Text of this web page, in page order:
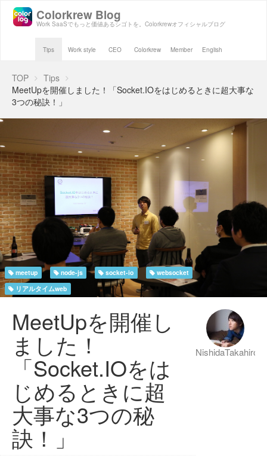
Work SaaSでもっと価値あるシゴトを。Colorkrewオフィシャルブログ
Colorkrew Blog
Tips Work style CEO Colorkrew Member English
TOP
Tips
MeetUpを開催しました！「Socket.IOをはじめるときに超大事な
3つの秘訣！」
meetup node-js socket-io
websocket
リアルタイムweb
MeetUpを開催し
ました！
「Socket.IOをは
じめるときに超
大事な3つの秘
訣！」
NishidaTakahiro